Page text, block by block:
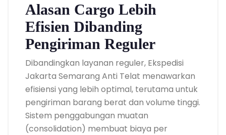
Alasan Cargo Lebih
Efisien Dibanding
Pengiriman Reguler
Dibandingkan layanan reguler, Ekspedisi
Jakarta Semarang Anti Telat menawarkan
efisiensi yang lebih optimal, terutama untuk
pengiriman barang berat dan volume tinggi.
Sistem penggabungan muatan
(consolidation) membuat biaya per